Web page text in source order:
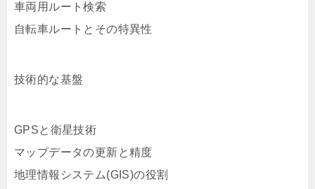
車両用ルート検索
自転車ルートとその特異性
技術的な基盤
GPSと衛星技術
マップデータの更新と精度
地理情報システム(GIS)の役割